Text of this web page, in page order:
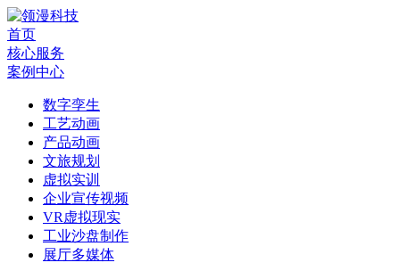
首页
核心服务
案例中心
数字孪生
工艺动画
产品动画
文旅规划
虚拟实训
企业宣传视频
VR虚拟现实
工业沙盘制作
展厅多媒体